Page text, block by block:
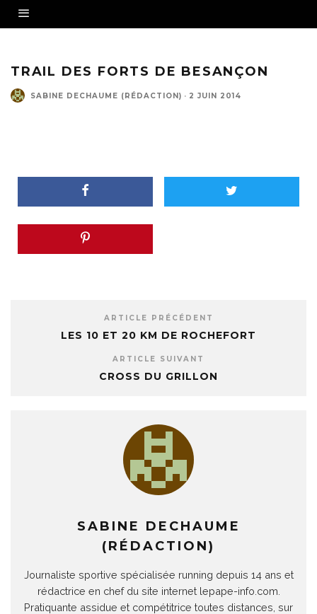
TRAIL DES FORTS DE BESANÇON
SABINE DECHAUME (RÉDACTION) · 2 JUIN 2014
ARTICLE PRÉCÉDENT
LES 10 ET 20 KM DE ROCHEFORT
ARTICLE SUIVANT
CROSS DU GRILLON
SABINE DECHAUME
(RÉDACTION)
Journaliste sportive spécialisée running depuis 14 ans et
rédactrice en chef du site internet lepape-info.com.
Pratiquante assidue et compétitrice toutes distances, sur